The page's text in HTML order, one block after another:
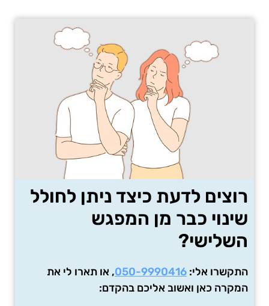
רוצים לדעת כיצד ניתן לחולל
שינוי כבר מן המפגש
השלישי?
התקשרו אלי: 050-9990416, או תארו לי את
המקרה כאן ואשוב אליכם בהקדם: